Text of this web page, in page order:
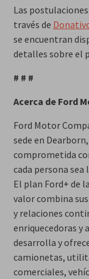
Las
través de
se encuentran
detalles sobre el
# # #
Acerca de Ford
Ford Motor
sede en
comprometida
cada persona sea
El plan Ford+ de
valor combina
y relaciones
enriquecedoras y
desarrolla y
camionetas,
comerciales,